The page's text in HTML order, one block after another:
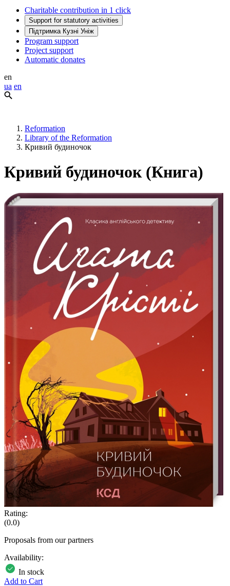
Charitable contribution in 1 click
Support for statutory activities
Підтримка Кузні Уніж
Program support
Project support
Automatic donates
en
ua en
Reformation
Library of the Reformation
Кривий будиночок
Кривий будиночок (Книга)
Rating:
(0.0)
Proposals from our partners
Availability:
In stock
Add to Cart